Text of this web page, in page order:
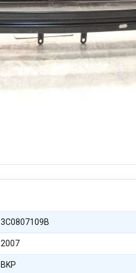
3C0807109B
2007
BKP